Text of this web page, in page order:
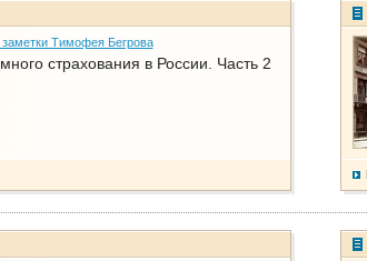
заметки Тимофея Бегрова
страхования в России. Часть 2